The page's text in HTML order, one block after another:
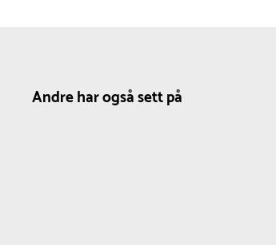
Andre har også sett på